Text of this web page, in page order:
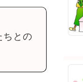
との